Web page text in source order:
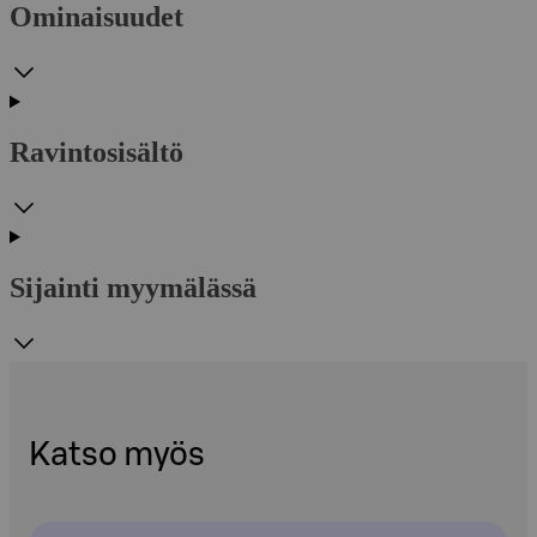
Ominaisuudet
Ravintosisältö
Sijainti myymälässä
Katso myös